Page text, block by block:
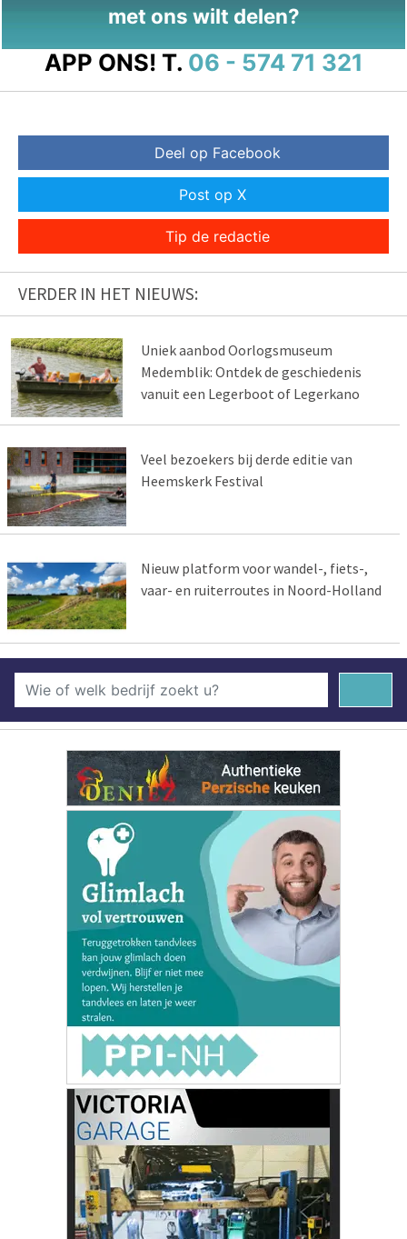
met ons wilt delen?
APP ONS! T. 06 - 574 71 321
Deel op Facebook
Post op X
Tip de redactie
VERDER IN HET NIEUWS:
Uniek aanbod Oorlogsmuseum
Medemblik: Ontdek de geschiedenis
vanuit een Legerboot of Legerkano
Veel bezoekers bij derde editie van
Heemskerk Festival
Nieuw platform voor wandel-, fiets-,
vaar- en ruiterroutes in Noord-Holland